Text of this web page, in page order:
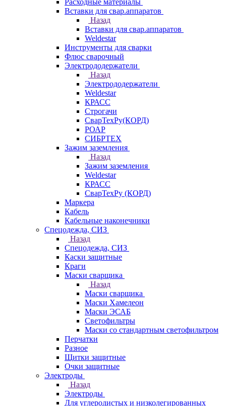
Расходные материалы
Вставки для свар.аппаратов
Назад
Вставки для свар.аппаратов
Weldestar
Инструменты для сварки
Флюс сварочный
Электрододержатели
Назад
Электрододержатели
Weldestar
КРАСС
Строгачи
СварТехРу(КОРД)
РОАР
СИБРТЕХ
Зажим заземления
Назад
Зажим заземления
Weldestar
КРАСС
СварТехРу (КОРД)
Маркера
Кабель
Кабельные наконечники
Спецодежда, СИЗ
Назад
Спецодежда, СИЗ
Каски защитные
Краги
Маски сварщика
Назад
Маски сварщика
Маски Хамелеон
Маски ЭСАБ
Светофильтры
Маски со стандартным светофильтром
Перчатки
Разное
Щитки защитные
Очки защитные
Электроды
Назад
Электроды
Для углеродистых и низколегированных